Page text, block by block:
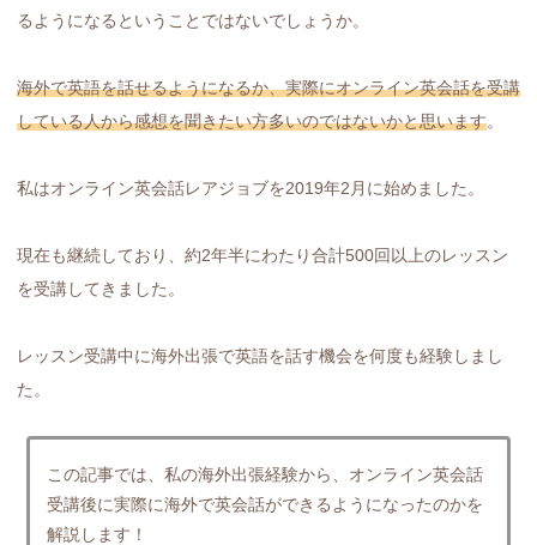
るようになるということではないでしょうか。
海外で英語を話せるようになるか、実際にオンライン英会話を受講
している人から感想を聞きたい方多いのではないかと思います。
私はオンライン英会話レアジョブを2019年2月に始めました。
現在も継続しており、約2年半にわたり合計500回以上のレッスン
を受講してきました。
レッスン受講中に海外出張で英語を話す機会を何度も経験しまし
た。
この記事では、私の海外出張経験から、オンライン英会話
受講後に実際に海外で英会話ができるようになったのかを
解説します！